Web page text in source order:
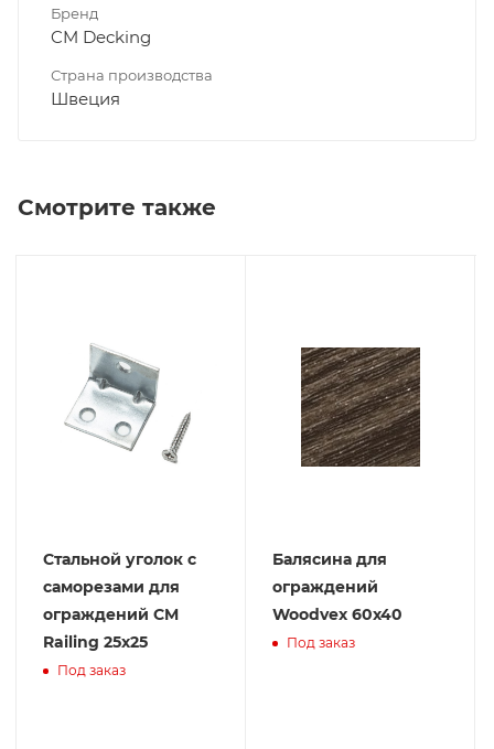
Бренд
CM Decking
Страна производства
Швеция
Смотрите также
Стальной уголок с
саморезами для
ограждений CM
Railing 25х25
Под заказ
Балясина для
ограждений
Woodvex 60х40
Под заказ